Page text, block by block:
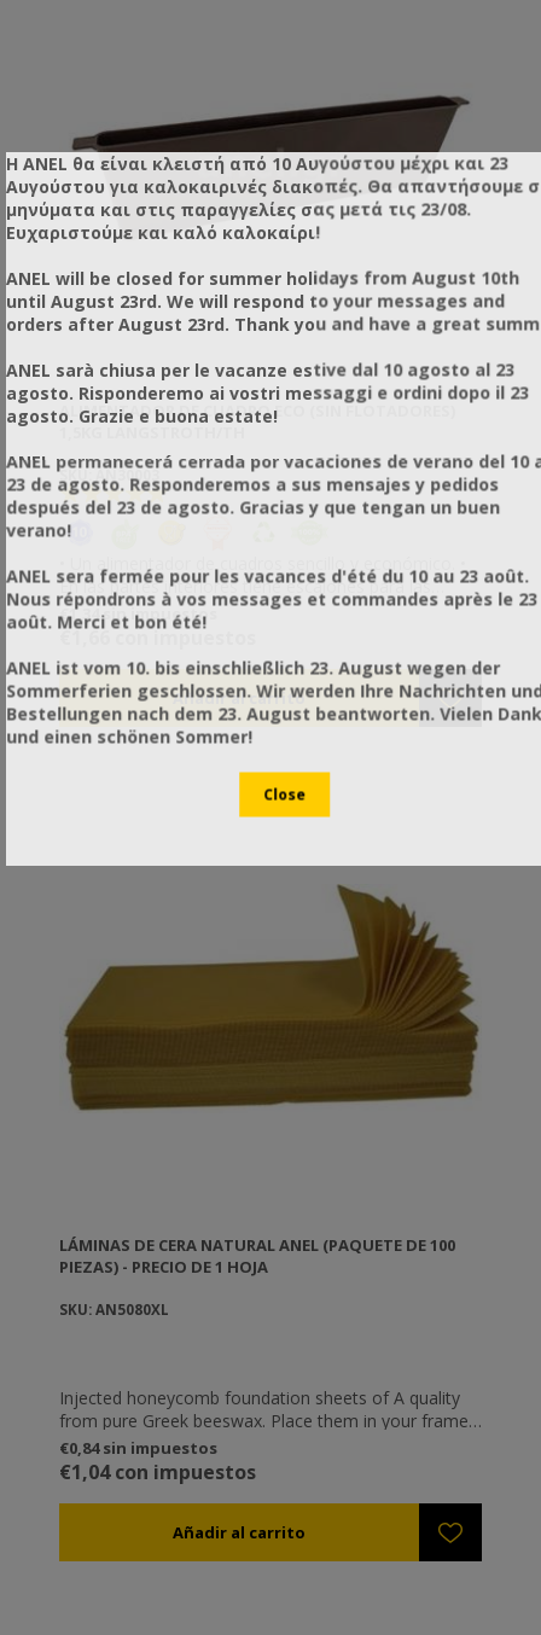
ALIMENTADOR DE CUADRO ECO (SIN FLOTADORES)
SKU: AN30003
• Un alimentador de cuadros sencillo y económico. •
En las partes interiores tiene escalones para las
abejas, pero se recomienda utilizar pequeños trozos
de madera a modo de flotadores o una malla para
evitar por completo el ahogamiento de las abejas. •
Para rellenarlo primero debe sacudir las abejas que
encuentre en su interior. • Con soportes internos para
que no se deforme durante el llenado. • Hecho de
plástico 100% apto para uso alimentario.
€1,34 sin impuestos
€1,66 con impuestos
LÁMINAS DE CERA NATURAL ANEL (PAQUETE DE 100
PIEZAS) - PRECIO DE 1 HOJA
SKU: AN5080XL
Injected honeycomb foundation sheets of A quality
from pure Greek beeswax. Place them in your frames
as a base, so that the bees can then build them with
their own wax.
€0,84 sin impuestos
€1,04 con impuestos
Η ANEL θα είναι κλειστή από 10 Αυγούστου μέχρι και 23
Αυγούστου για καλοκαιρινές διακοπές. Θα απαντήσουμε
μηνύματα και στις παραγγελίες σας μετά τις 23/08.
Ευχαριστούμε και καλό καλοκαίρι!
ANEL will be closed for summer holidays from August 10th
until August 23rd. We will respond to your messages and
orders after August 23rd. Thank you and have a great
ANEL sarà chiusa per le vacanze estive dal 10 agosto al 23
agosto. Risponderemo ai vostri messaggi e ordini dopo il 23
agosto. Grazie e buona estate!
ANEL permanecerá cerrada por vacaciones de verano del 10
23 de agosto. Responderemos a sus mensajes y pedidos
después del 23 de agosto. Gracias y que tengan un buen
verano!
ANEL sera fermée pour les vacances d'été du 10 au 23 août.
Nous répondrons à vos messages et commandes après le 23
août. Merci et bon été!
ANEL ist vom 10. bis einschließlich 23. August wegen der
Sommerferien geschlossen. Wir werden Ihre Nachrichten
Bestellungen nach dem 23. August beantworten. Vielen Dank
und einen schönen Sommer!